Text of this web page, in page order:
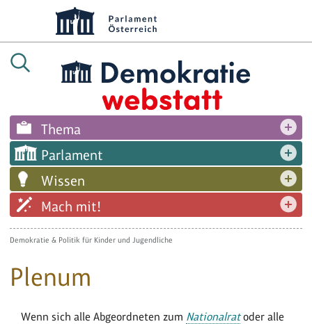
Thema
Parlament
Wissen
Mach mit!
Demokratie & Politik für Kinder und Jugendliche
Plenum
Wenn sich alle Abgeordneten zum Nationalratoder alle